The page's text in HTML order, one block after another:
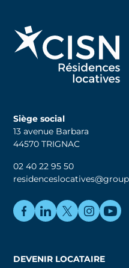
Siège social
13 avenue Barbara
44570 TRIGNAC
02 40 22 95 50
DEVENIR LOCATAIRE